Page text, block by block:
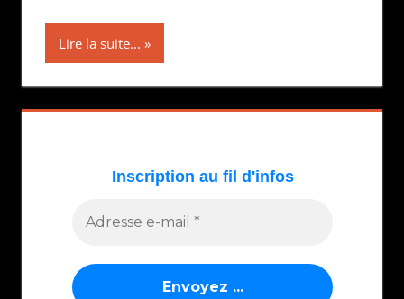
Lire la suite...